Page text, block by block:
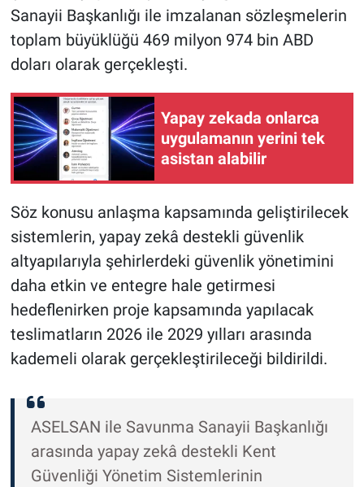
Sanayii Başkanlığı ile imzalanan sözleşmelerin
toplam büyüklüğü 469 milyon 974 bin ABD
doları olarak gerçekleşti.
Yapay zekada onlarca
uygulamanın yerini tek
asistan alabilir
Söz konusu anlaşma kapsamında geliştirilecek
sistemlerin, yapay zekâ destekli güvenlik
altyapılarıyla şehirlerdeki güvenlik yönetimini
daha etkin ve entegre hale getirmesi
hedeflenirken proje kapsamında yapılacak
teslimatların 2026 ile 2029 yılları arasında
kademeli olarak gerçekleştirileceği bildirildi.
ASELSAN ile Savunma Sanayii Başkanlığı
arasında yapay zekâ destekli Kent
Güvenliği Yönetim Sistemlerinin